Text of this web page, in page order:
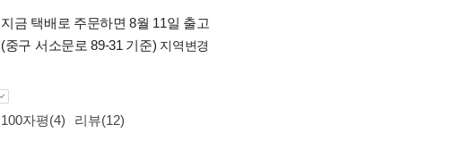
지금 택배로 주문하면 8월 11일 출고
(중구 서소문로 89-31 기준) 지역변경
100자평(4) 리뷰(12)